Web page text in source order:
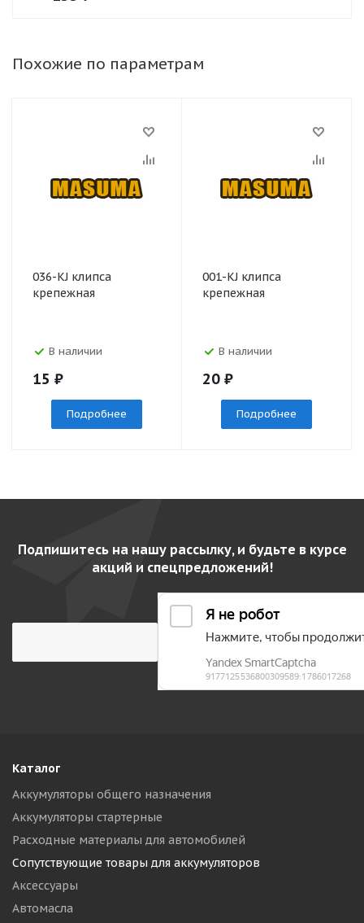
Похожие по параметрам
036-KJ клипса
крепежная
В наличии
15 ₽
Подробнее
001-KJ клипса
крепежная
В наличии
20 ₽
Подробнее
Подпишитесь на нашу рассылку, и будьте в курсе
акций и спецпредложений!
Каталог
Аккумуляторы общего назначения
Аккумуляторы стартерные
Расходные материалы для автомобилей
Сопутствующие товары для аккумуляторов
Аксессуары
Автомасла